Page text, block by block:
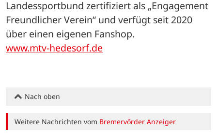
Landessportbund zertifiziert als „Engagement
Freundlicher Verein“ und verfügt seit 2020
über einen eigenen Fanshop.
www.mtv-hedesorf.de
Nach oben
Weitere Nachrichten vom Bremervörder Anzeiger